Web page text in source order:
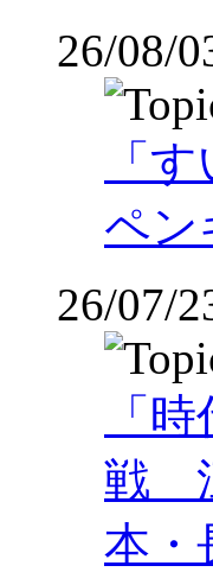
26/08/
「
ペン
26/07/
「
戦
本・